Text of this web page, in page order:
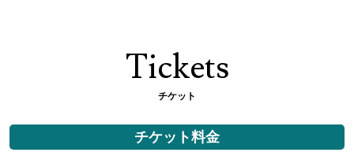
Tickets
チケット
チケット料金